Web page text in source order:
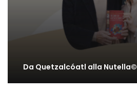
Da Quetzalcóatl alla Nutella©